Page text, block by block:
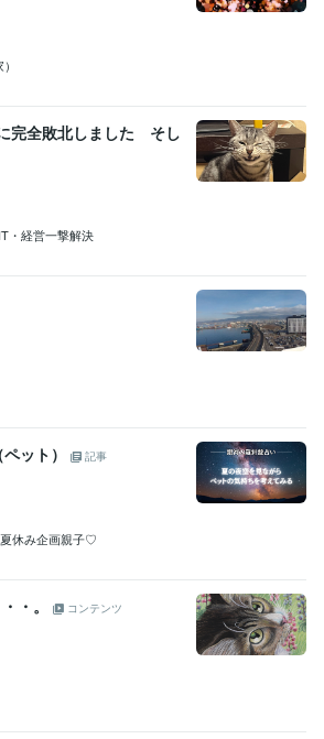
完全敗北しました そし
・経営一撃解決
ット）
記事
休み企画親子♡
・。
コンテンツ